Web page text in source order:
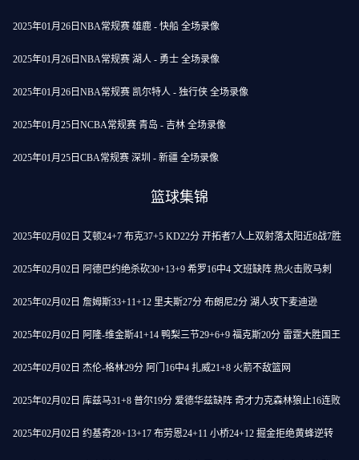
2025年01月26日NBA常规赛 雄鹿 - 快船 全场录像
2025年01月26日NBA常规赛 湖人 - 勇士 全场录像
2025年01月26日NBA常规赛 凯尔特人 - 独行侠 全场录像
2025年01月25日NCBA常规赛 青岛 - 吉林 全场录像
2025年01月25日CBA常规赛 深圳 - 新疆 全场录像
篮球集锦
2025年02月02日 艾顿24+7 布克37+5 KD22分 开拓者7人上双射落太阳近8战7胜
2025年02月02日 阿德巴约绝杀砍30+13+9 希罗16中4 文班缺阵 热火击败马刺
2025年02月02日 詹姆斯33+11+12 里夫斯27分 布朗尼2分 湖人攻下麦迪逊
2025年02月02日 阿隆-维金斯41+14 鸭梨三节29+6+9 福克斯20分 雷霆大胜国王
2025年02月02日 杰伦-格林29分 阿门16中4 扎威21+8 火箭不敌篮网
2025年02月02日 库兹马31+8 普尔19分 爱德华兹缺阵 奇才力克森林狼止16连败
2025年02月02日 约基奇28+13+17 布劳恩24+11 小桥24+12 掘金拒绝黄蜂逆转